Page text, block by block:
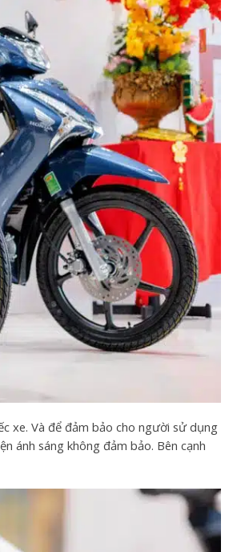
xe. Và để đảm bảo cho người sử dụng
ánh sáng không đảm bảo. Bên cạnh